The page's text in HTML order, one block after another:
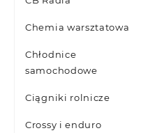
Chemia warsztatowa
Chłodnice
samochodowe
Ciągniki rolnicze
Crossy i enduro